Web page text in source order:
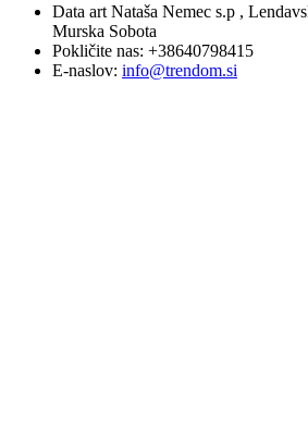
Data art Nataša Nemec s.p ,
Murska Sobota
Pokličite nas: +38640798415
E-naslov: info@trendom.si